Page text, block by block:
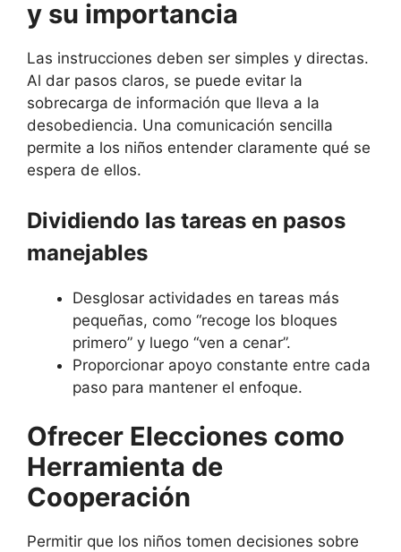
y su importancia
Las instrucciones deben ser simples y directas.
Al dar pasos claros, se puede evitar la
sobrecarga de información que lleva a la
desobediencia. Una comunicación sencilla
permite a los niños entender claramente qué se
espera de ellos.
Dividiendo las tareas en pasos
manejables
Desglosar actividades en tareas más
pequeñas, como “recoge los bloques
primero” y luego “ven a cenar”.
Proporcionar apoyo constante entre cada
paso para mantener el enfoque.
Ofrecer Elecciones como
Herramienta de
Cooperación
Permitir que los niños tomen decisiones sobre